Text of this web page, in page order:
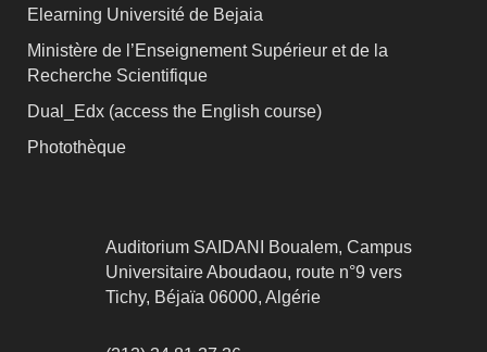
Elearning Université de Bejaia
Ministère de l’Enseignement Supérieur et de la
Recherche Scientifique
Dual_Edx (access the English course)
Photothèque
Auditorium SAIDANI Boualem, Campus
Universitaire Aboudaou, route n°9 vers
Tichy, Béjaïa 06000, Algérie